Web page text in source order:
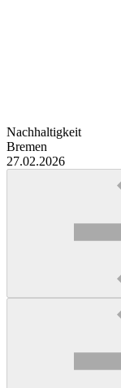
Nachhaltigkeit
Bremen
27.02.2026